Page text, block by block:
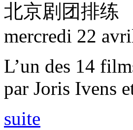
北京剧团排练
mercredi 22
L’un des 14
par Joris Ivens
suite